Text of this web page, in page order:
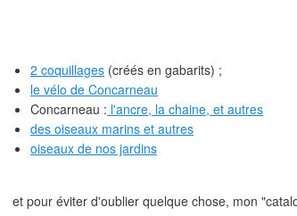
2 coquillages (créés en gabarits) ;
le vélo de Concarneau
Concarneau : l'ancre, la chaine, et autres
des oiseaux marins et autres
oiseaux de nos jardins
et pour éviter d'oublier quelque chose, mon